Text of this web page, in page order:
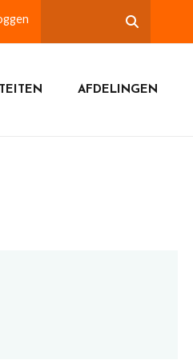
AFDELINGEN